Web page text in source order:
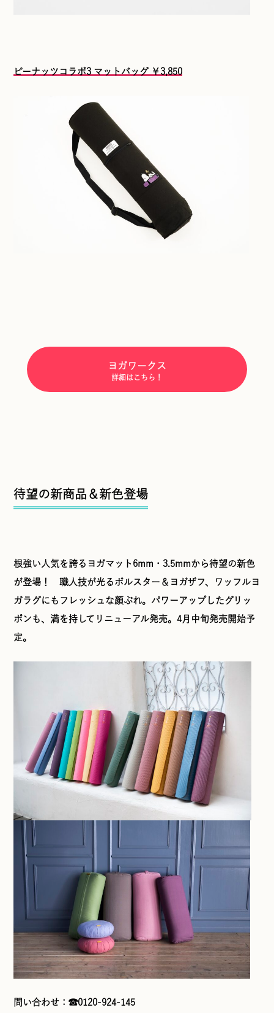
ピーナッツコラボ3 マットバッグ ￥3,850
ヨガワークス
詳細はこちら！
待望の新商品＆新色登場
根強い人気を誇るヨガマット6mm・3.5mmから待望の新色
が登場！ 職人技が光るボルスター＆ヨガザフ、ワッフルヨ
ガラグにもフレッシュな顔ぶれ。パワーアップしたグリッ
ポンも、満を持してリニューアル発売。4月中旬発売開始予
定。
問い合わせ：☎0120-924-145